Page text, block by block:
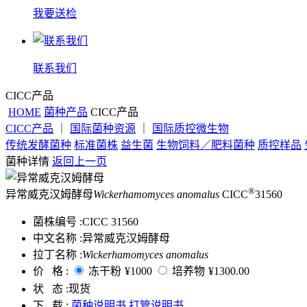
我要送检
联系我们
CICC产品
HOME 菌种产品 CICC产品
CICC产品
国际菌种资源
国际质控微生物
传统发酵菌种 标准菌株 益生菌 生物饲料／肥料菌种 质控样品
菌种详情 返回上一页
异常威克汉姆酵母Wickerhamomyces anomalus CICC®31560
菌株编号 :CICC 31560
中文名称 :异常威克汉姆酵母
拉丁名称 :Wickerhamomyces anomalus
价 格 :
冻干粉 ¥1000 培养物 ¥1300.00
状 态 :现货